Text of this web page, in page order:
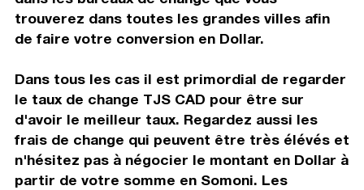
trouverez dans toutes les grandes villes afin
de faire votre conversion en Dollar.
Dans tous les cas il est primordial de regarder
le taux de change TJS CAD pour être sur
d'avoir le meilleur taux. Regardez aussi les
frais de change qui peuvent être très élévés et
n'hésitez pas à négocier le montant en Dollar à
partir de votre somme en Somoni. Les